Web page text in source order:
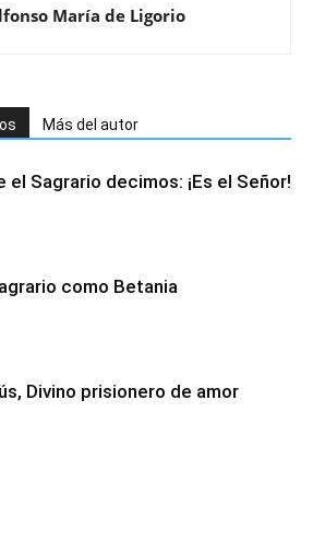
María de Ligorio
Más del autor
el Sagrario decimos: ¡Es el Señor!
como Betania
Divino prisionero de amor